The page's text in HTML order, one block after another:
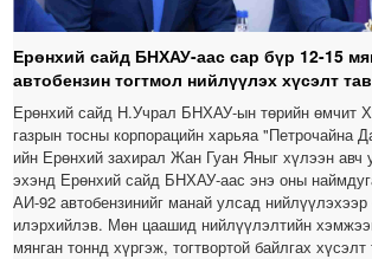
Ерөнхий сайд БНХАУ-аас сар бүр 12-15
автобензин тогтмол нийлүүлэх хүсэлт
Ерөнхий сайд Н.Учрал БНХАУ-ын төрийн өмчит
газрын тосны корпорацийн харьяа "Петрочайна
ийн Ерөнхий захирал Жан Гуан Яныг хүлээн авч
эхэнд Ерөнхий сайд БНХАУ-аас энэ оны
АИ-92 автобензинийг манай улсад
илэрхийлэв. Мөн цаашид нийлүүлэлтийн
мянган тоннд хүргэж, тогтвортой байлгах хүсэлт